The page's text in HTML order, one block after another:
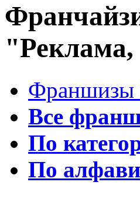
Франшизы
Все
По
По